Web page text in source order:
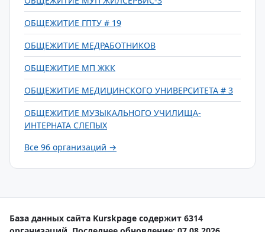
ОБЩЕЖИТИЕ ГПТУ # 19
ОБЩЕЖИТИЕ МЕДРАБОТНИКОВ
ОБЩЕЖИТИЕ МП ЖКК
ОБЩЕЖИТИЕ МЕДИЦИНСКОГО УНИВЕРСИТЕТА # 3
ОБЩЕЖИТИЕ МУЗЫКАЛЬНОГО УЧИЛИЩА-
ИНТЕРНАТА СЛЕПЫХ
Все 96 организаций →
База данных сайта Kurskpage содержит 6314